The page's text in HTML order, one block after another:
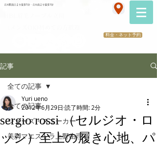
立川駅南口より徒歩5分・立川南より徒歩3分
料金・ネット予約
記事
全ての記事
シューズ・スニーカー
美脚マエストラ上野由理
全ての記事
sergio rossi （セルジオ・ロ
ッシ）至上の履き心地、パ
Yuri ueno
2012年6月29日 読了時間: 2分